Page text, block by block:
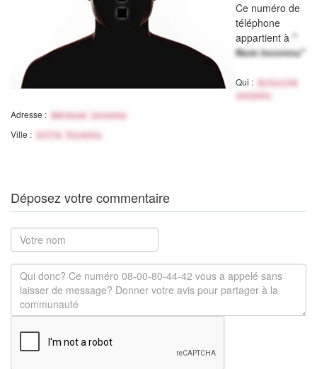
Ce numéro de
téléphone
appartient à "
Nom inconnu"
Qui :
Activité
inconnu
Adresse : Adresse inconnu
Ville : Ville Inconnu
Déposez votre commentaire